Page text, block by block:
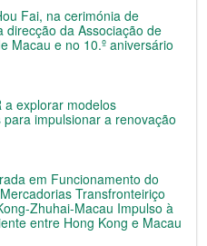
Fai, na cerimónia de
da Associação de
Macau e no 10.º aniversário
a explorar modelos
impulsionar a renovação
em Funcionamento do
Transfronteiriço
Zhuhai-Macau Impulso à
entre Hong Kong e Macau